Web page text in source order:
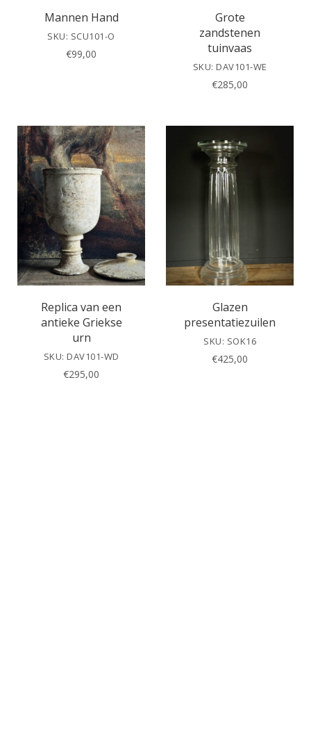
Mannen Hand
SKU: SCU101-O
€99,00
Grote
zandstenen
tuinvaas
SKU: DAV101-WE
€285,00
Replica van een
antieke Griekse
urn
SKU: DAV101-WD
€295,00
Glazen
presentatiezuilen
SKU: SOK16
€425,00